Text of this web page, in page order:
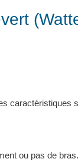
caractéristiques
ou pas de bras.